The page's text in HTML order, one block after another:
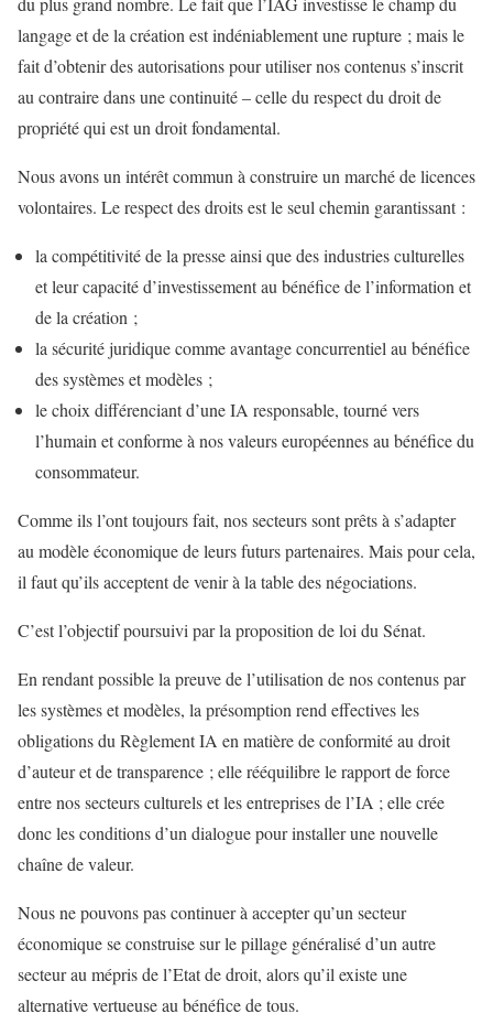
langage et de la création est indéniablement une rupture ; mais le
fait d’obtenir des autorisations pour utiliser nos contenus s’inscrit
au contraire dans une continuité – celle du respect du droit de
propriété qui est un droit fondamental.
Nous avons un intérêt commun à construire un marché de licences
volontaires. Le respect des droits est le seul chemin garantissant :
la compétitivité de la presse ainsi que des industries culturelles
et leur capacité d’investissement au bénéfice de l’information et
de la création ;
la sécurité juridique comme avantage concurrentiel au bénéfice
des systèmes et modèles ;
le choix différenciant d’une IA responsable, tourné vers
l’humain et conforme à nos valeurs européennes au bénéfice du
consommateur.
Comme ils l’ont toujours fait, nos secteurs sont prêts à s’adapter
au modèle économique de leurs futurs partenaires. Mais pour cela,
il faut qu’ils acceptent de venir à la table des négociations.
C’est l’objectif poursuivi par la proposition de loi du Sénat.
En rendant possible la preuve de l’utilisation de nos contenus par
les systèmes et modèles, la présomption rend effectives les
obligations du Règlement IA en matière de conformité au droit
d’auteur et de transparence ; elle rééquilibre le rapport de force
entre nos secteurs culturels et les entreprises de l’IA ; elle crée
donc les conditions d’un dialogue pour installer une nouvelle
chaîne de valeur.
Nous ne pouvons pas continuer à accepter qu’un secteur
économique se construise sur le pillage généralisé d’un autre
secteur au mépris de l’Etat de droit, alors qu’il existe une
alternative vertueuse au bénéfice de tous.